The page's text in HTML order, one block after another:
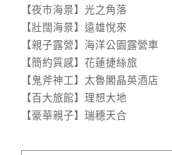
【夜市海景】光之角落
【壯闊海景】遠雄悅來
【親子露營】海洋公園露營車
【簡約質感】花蓮捷絲旅
【鬼斧神工】太魯閣晶英酒店
【百大旅館】理想大地
【豪華親子】瑞穗天合